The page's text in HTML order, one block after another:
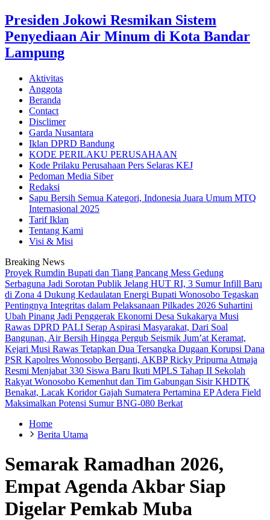
Presiden Jokowi Resmikan Sistem
Penyediaan Air Minum di Kota Bandar
Lampung
Aktivitas
Anggota
Beranda
Contact
Disclimer
Garda Nusantara
Iklan DPRD Bandung
KODE PERILAKU PERUSAHAAN
Kode Prilaku Perusahaan Pers Selaras KEJ
Pedoman Media Siber
Redaksi
Sapu Bersih Semua Kategori, Indonesia Juara Umum MTQ
Internasional 2025
Tarif Iklan
Tentang Kami
Visi & Misi
Breaking News
Proyek Rumdin Bupati dan Tiang Pancang Mess Gedung
Serbaguna Jadi Sorotan Publik Jelang HUT RI, 3 Sumur Infill Baru
di Zona 4 Dukung Kedaulatan Energi Bupati Wonosobo Tegaskan
Pentingnya Integritas dalam Pelaksanaan Pilkades 2026 Suhartini
Ubah Pinang Jadi Penggerak Ekonomi Desa Sukakarya Musi
Rawas DPRD PALI Serap Aspirasi Masyarakat, Dari Soal
Bangunan, Air Bersih Hingga Pergub Seismik Jum’at Keramat,
Kejari Musi Rawas Tetapkan Dua Tersangka Dugaan Korupsi Dana
PSR Kapolres Wonosobo Berganti, AKBP Ricky Pripurna Atmaja
Resmi Menjabat 330 Siswa Baru Ikuti MPLS Tahap II Sekolah
Rakyat Wonosobo Kemenhut dan Tim Gabungan Sisir KHDTK
Benakat, Lacak Koridor Gajah Sumatera Pertamina EP Adera Field
Maksimalkan Potensi Sumur BNG-080 Berkat
Home
Berita Utama
Semarak Ramadhan 2026,
Empat Agenda Akbar Siap
Digelar Pemkab Muba